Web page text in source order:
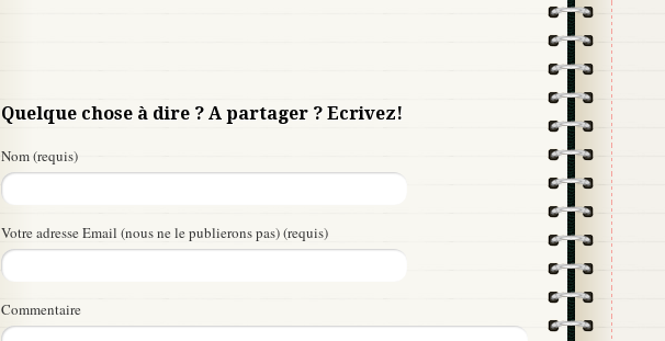
Quelque chose à dire ? A partager ? Ecrivez!
Nom (requis)
Votre adresse Email (nous ne le publierons pas) (requis)
Commentaire